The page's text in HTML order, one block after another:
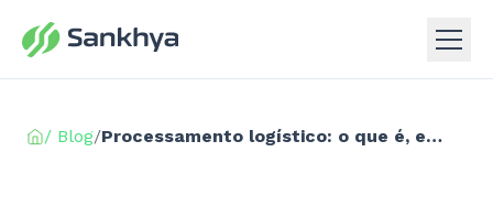
/ Blog/ Processamento logístico: o que é, etapas e como otimizar sua operação